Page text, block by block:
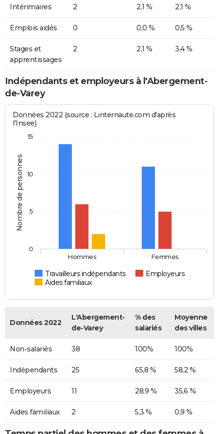
Intérimaires 2 2,1 % 2,1 %
Emplois aidés 0 0,0 % 0,5 %
Stages et
apprentissages
2 2,1 % 3,4 %
Indépendants et employeurs à l'Abergement-
de-Varey
Nombre de personnes
Données 2022 (source : Linternaute.com d'après
l'Insee)
Travailleurs indépendants
Employeurs
Aides familiaux
Hommes Femmes
0
5
10
15
Données 2022
L'Abergement-
de-Varey
% des
salariés
Moyenne
des villes
Non-salariés 38 100% 100%
Indépendants 25 65,8 % 58,2 %
Employeurs 11 28,9 % 35,6 %
Aides familiaux 2 5,3 % 0,9 %